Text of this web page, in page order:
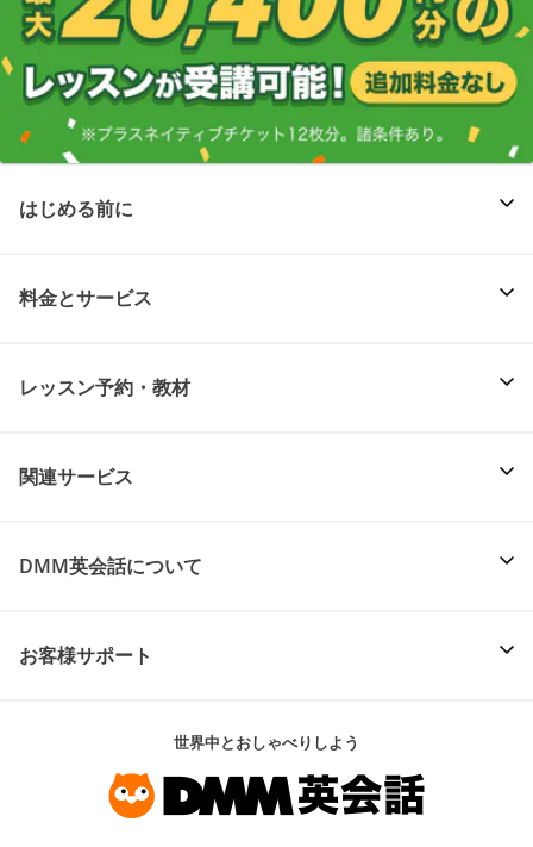
はじめる前に
料金とサービス
レッスン予約・教材
関連サービス
DMM英会話について
お客様サポート
世界中とおしゃべりしよう